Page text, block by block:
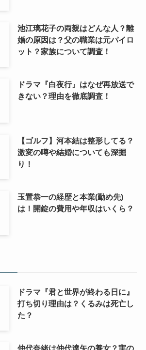
池江璃花子の両親はどんな人？離
婚の原因は？父の職業は元パイロ
ット？家族について調査！
ドラマ『白夜行』はなぜ再放送で
きない？理由を徹底調査！
【ゴルフ】河本結は整形してる？
激変の噂や結婚についても深掘
り！
玉置恭一の経歴と本業(勤め先)
は！開錠の費用や年収はいくら？
ドラマ『君と世界が終わる日に』
打ち切り理由は？くるみは死亡し
た？
仲代奈緒は仲代達矢の養女？実の